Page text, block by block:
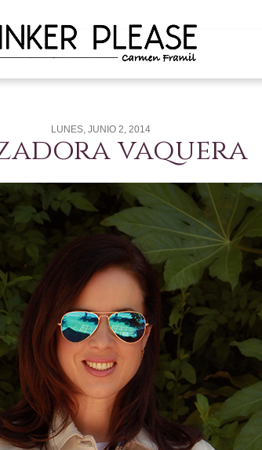
LUNES, JUNIO 2, 2014
vaquera